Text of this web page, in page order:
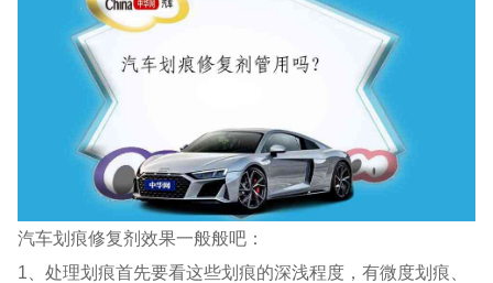
汽车划痕修复剂效果一般般吧：
1、处理划痕首先要看这些划痕的深浅程度，有微度划痕、